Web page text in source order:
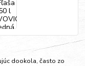
dookola, často zo